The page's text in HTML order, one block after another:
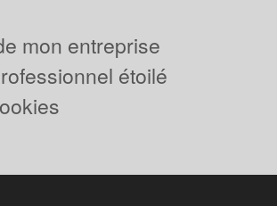
mon entreprise
étoilé